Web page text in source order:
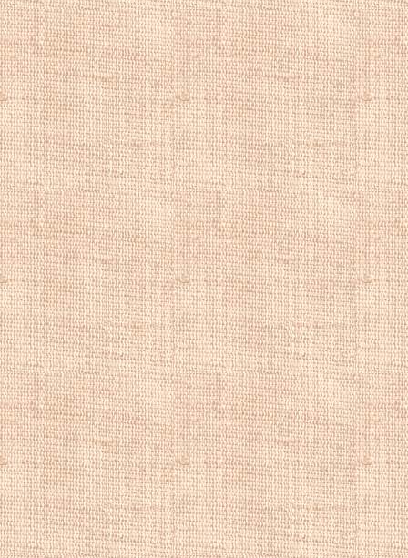
от своего
реальных
сосредоточена
воздухе, где
Сейпреуспевает
различных
Другими
повторяющиеся
использование
художниками,
Хорошим
является
фонтана. В
перед которым
наложенный на
контурами
Включение таких
мальчик,
Городские